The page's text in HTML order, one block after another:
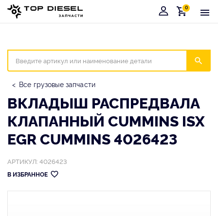
Корзина
0
Все грузовые запчасти
ВКЛАДЫШ РАСПРЕДВАЛА
КЛАПАННЫЙ CUMMINS ISX
EGR CUMMINS 4026423
АРТИКУЛ: 4026423
В ИЗБРАННОЕ